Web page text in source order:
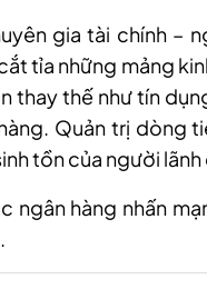
gia tài chính –
tỉa những mảng
thay thế như tín
Quản trị dòng
tồn của người lãnh
ngân hàng nhấn